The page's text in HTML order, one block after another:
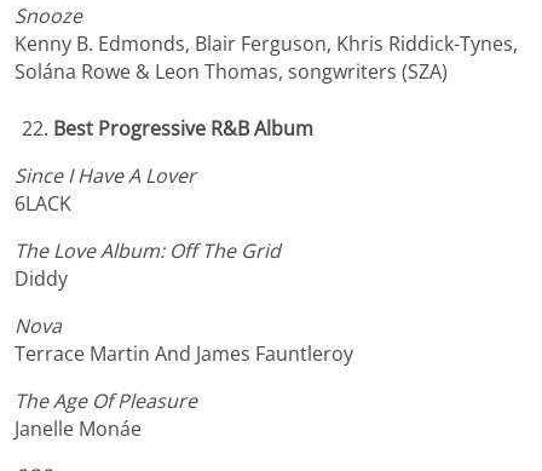
Snooze
Kenny B. Edmonds, Blair Ferguson, Khris Riddick-Tynes,
Solána Rowe & Leon Thomas, songwriters (SZA)
Best Progressive R&B Album
Since I Have A Lover
6LACK
The Love Album: Off The Grid
Diddy
Nova
Terrace Martin And James Fauntleroy
The Age Of Pleasure
Janelle Monáe